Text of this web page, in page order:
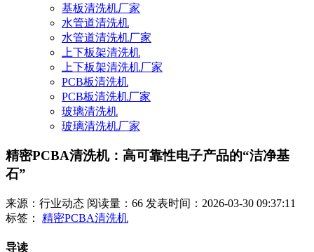
基板清洗机厂家
水管道清洗机
水管道清洗机厂家
上下板架清洗机
上下板架清洗机厂家
PCB板清洗机
PCB板清洗机厂家
玻璃清洗机
玻璃清洗机厂家
精密PCBA清洗机：高可靠性电子产品的“洁净基
石”
来源：行业动态 阅读量：66 发表时间：2026-03-30 09:37:11
标签： 精密PCBA清洗机
导读